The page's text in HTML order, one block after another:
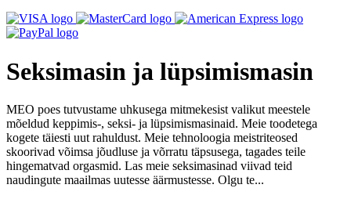
Seksimasin ja lüpsimismasin
MEO poes tutvustame uhkusega mitmekesist valikut meestele
mõeldud keppimis-, seksi- ja lüpsimismasinaid. Meie toodetega
kogete täiesti uut rahuldust. Meie tehnoloogia meistriteosed
skoorivad võimsa jõudluse ja võrratu täpsusega, tagades teile
hingematvad orgasmid. Las meie seksimasinad viivad teid
naudingute maailmas uutesse äärmustesse. Olgu te...